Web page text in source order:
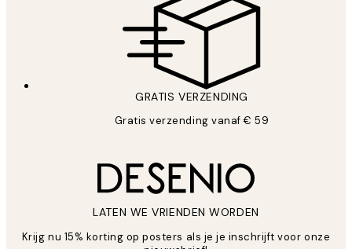
GRATIS VERZENDING
Gratis verzending vanaf € 59
LATEN WE VRIENDEN WORDEN
Krijg nu 15% korting op posters als je je inschrijft voor onze